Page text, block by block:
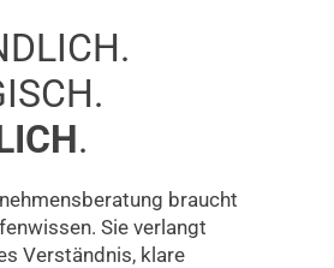
.
braucht
Sie verlangt
Verständnis, klare